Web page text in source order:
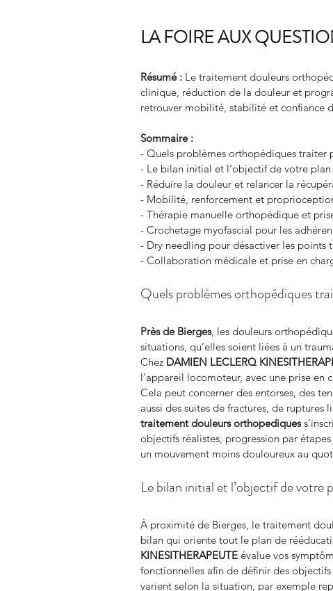
LA FOIRE AUX
Résumé : Le traitement douleurs
clinique, réduction de la douleur et
retrouver mobilité, stabilité et confiance
Sommaire :
- Quels problèmes orthopédiques traiter
- Le bilan initial et l’objectif de votre
- Réduire la douleur et relancer la
- Mobilité, renforcement et
- Thérapie manuelle orthopédique et
- Crochetage myofascial pour les
- Dry needling pour désactiver les points
- Collaboration médicale et prise en
Quels problèmes orthopédiques
Près de Bierges, les douleurs
situations, qu’elles soient liées à un
Chez DAMIEN LECLERQ
l’appareil locomoteur, avec une prise en
Cela peut concerner des entorses, des
aussi des suites de fractures, de ruptures
traitement douleurs orthopediques
objectifs réalistes, progression par
un mouvement moins douloureux au
Le bilan initial et l’objectif de votre
À proximité de Bierges, le traitement
bilan qui oriente tout le plan de
KINESITHERAPEUTE évalue vos
fonctionnelles afin de définir des
varient selon la situation, par exemple